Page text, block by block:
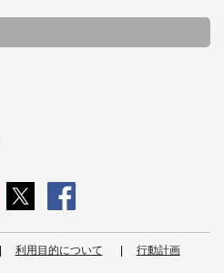
利用目的について 行動計画